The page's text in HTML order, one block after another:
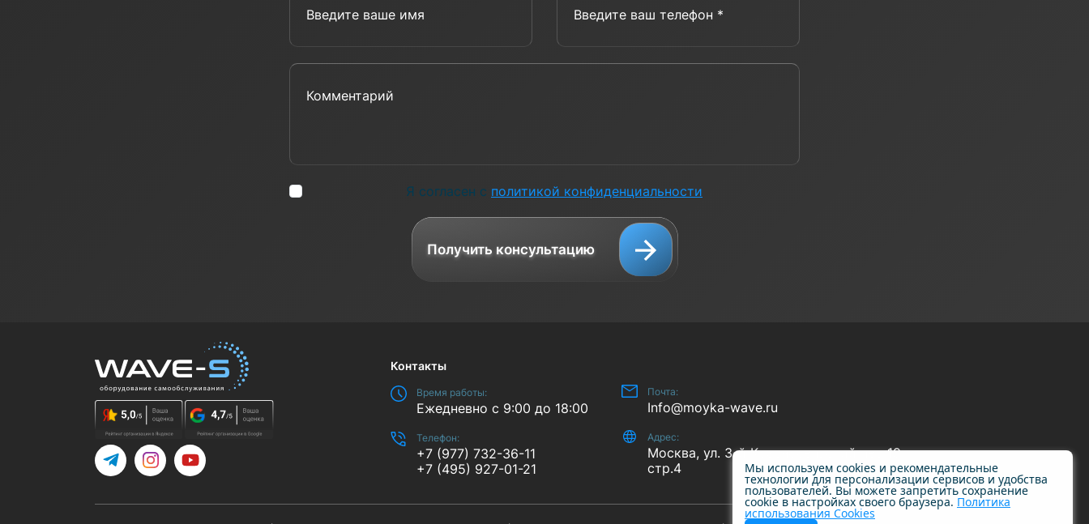
Я согласен с политикой конфиденциальности
Получить консультацию
TelegramInstagramYouTube
Контакты
Время работы:
Ежедневно с 9:00 до 18:00
Телефон:
+7 (977) 732-36-11
+7 (495) 927-01-21
Почта:
Info@moyka-wave.ru
Адрес:
Москва, ул. 3-й Красносельский пер 19
стр.4
Мы используем cookies и рекомендательные
технологии для персонализации сервисов и удобства
пользователей. Вы можете запретить сохранение
cookie в настройках своего браузера. Политика
использования Cookies